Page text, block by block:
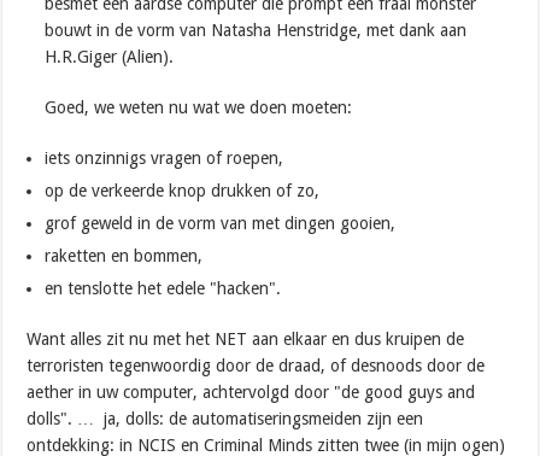
bouwt in de vorm van Natasha Henstridge, met dank aan
H.R.Giger (Alien).
Goed, we weten nu wat we doen moeten:
iets onzinnigs vragen of roepen,
op de verkeerde knop drukken of zo,
grof geweld in de vorm van met dingen gooien,
raketten en bommen,
en tenslotte het edele "hacken".
Want alles zit nu met het NET aan elkaar en dus kruipen de
terroristen tegenwoordig door de draad, of desnoods door de
aether in uw computer, achtervolgd door "de good guys and
dolls".
… ja, dolls: de automatiseringsmeiden zijn een
ontdekking: in NCIS en Criminal Minds zitten twee (in mijn ogen)